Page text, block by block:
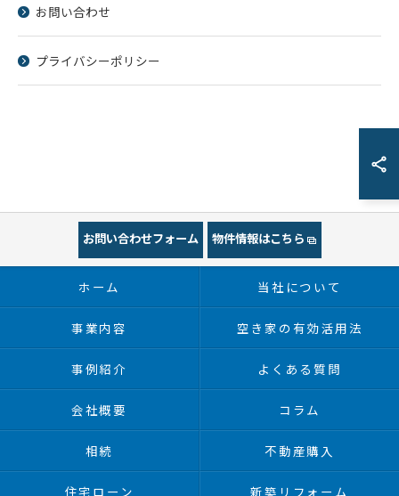
お問い合わせ
プライバシーポリシー
お問い合わせフォーム 物件情報はこちら
ホーム 当社について
事業内容 空き家の有効活用法
事例紹介 よくある質問
会社概要 コラム
相続 不動産購入
住宅ローン 新築リフォーム